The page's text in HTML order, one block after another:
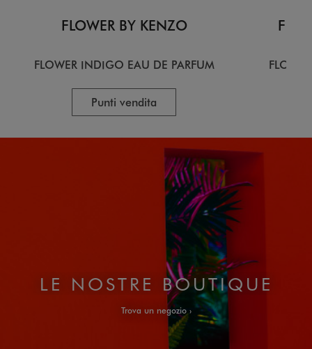
FLOWER BY KENZO
FLOWER INDIGO EAU DE PARFUM
Punti vendita
LE NOSTRE BOUTIQUE
Trova un negozio